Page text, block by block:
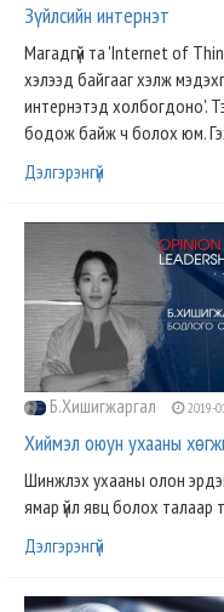
Зүйлсийн интернэт
Магадгүй та 'Internet of
хэлээд байгааг хэлж
интернэтэд холбогдоно'.
бодож байж ч болох юм.
Дэлгэрэнгүй
Б.Хишигжаргал 2019-
Хиймэл оюун ухааны
Шинжлэх ухааны олон
ямар үйл явц болох талаар
Дэлгэрэнгүй